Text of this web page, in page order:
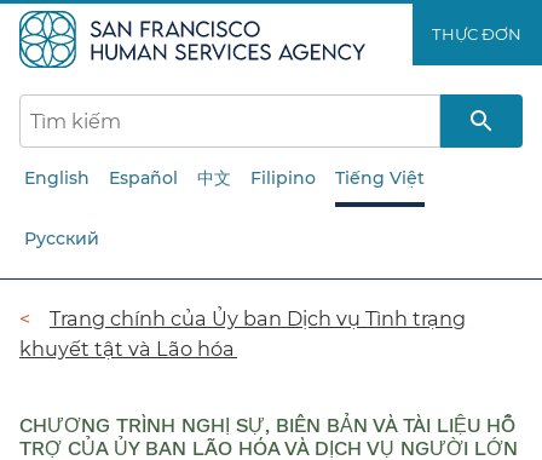
đến
nội
dung
THỰC ĐƠN​​
English Español 中文 Filipino Tiếng Việt
Русский
Đường
dẫn​​
Trang chính của Ủy ban Dịch vụ Tình trạng
khuyết tật và Lão hóa​​
CHƯƠNG TRÌNH NGHỊ SỰ, BIÊN BẢN VÀ TÀI LIỆU HỖ
TRỢ CỦA ỦY BAN LÃO HÓA VÀ DỊCH VỤ NGƯỜI LỚN